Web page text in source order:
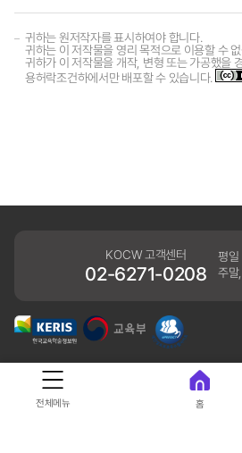
귀하는 원저작자를 표시하여야 합니다.
귀하는 이 저작물을 영리 목적으로 이용할 수
귀하가 이 저작물을 개작, 변형 또는 가공했을
용허락조건하에서만 배포할 수 있습니다.
KOCW 고객센터
02-6271-0208
평일
주말
개인정보처리방침
41061 대구광역시 동구 동내로 64 (동내동 1119)
전체메뉴 홈